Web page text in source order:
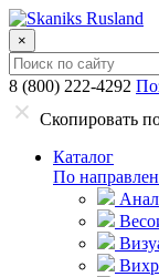
×
8 (800) 222-4292
Скопировать
Каталог
По